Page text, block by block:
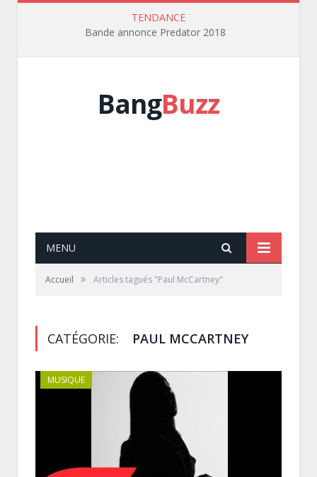
TENDANCE
Bande annonce Predator 2018
BangBuzz
MENU
Accueil » Articles tagués "Paul McCartney"
CATÉGORIE: PAUL MCCARTNEY
MUSIQUE